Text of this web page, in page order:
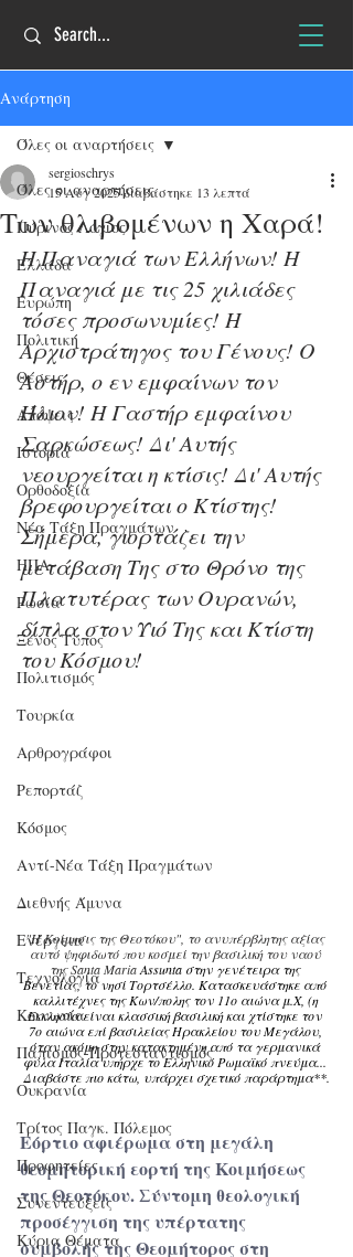
Ανάρτηση
Όλες οι αναρτήσεις
Πύρινος Λόγιος
Ελλάδα
Ευρώπη
Πολιτική
Θέσεις
Απόψεις
Ιστορία
Ορθοδοξία
Νέα Τάξη Πραγμάτων
ΗΠΑ
Ρωσία
Ξένος Τύπος
Πολιτισμός
Τουρκία
Αρθρογράφοι
Ρεπορτάζ
Κόσμος
Αντί-Νέα Τάξη Πραγμάτων
Διεθνής Άμυνα
Ενέργεια
Τεχνολογία
Κοινωνία
Παπισμός-Προτεσταντισμός
Ουκρανία
Τρίτος Παγκ. Πόλεμος
Προφητείες
Συνεντεύξεις
Κύρια Θέματα
Όλες οι αναρτήσεις
Των θλιβομένων η Χαρά!
sergioschrys
15 Αυγ 2025διαβάστηκε 13 λεπτά
Η Παναγιά των Ελλήνων! Η
Παναγιά με τις 25 χιλιάδες
τόσες προσωνυμίες! Η
Αρχιστράτηγος του Γένους! Ο
Αστήρ, ο εν εμφαίνων τον
Ήλιον! Η Γαστήρ εμφαίνου
Σαρκώσεως! Δι' Αυτής
νεουργείται η κτίσις! Δι' Αυτής
βρεφουργείται ο Κτίστης!
Σήμερα, γιορτάζει την
μετάβαση Της στο Θρόνο της
Πλατυτέρας των Ουρανών,
δίπλα στον Υιό Της και Κτίστη
του Κόσμου!
"Η Κοίμησις της Θεοτόκου", το ανυπέρβλητης αξίας
αυτό ψηφιδωτό που κοσμεί την βασιλική του ναού
της Santa Maria Assunta στην γενέτειρα της
Βενετίας, το νησί Τορτσέλλο. Κατασκευάστηκε από
καλλιτέχνες της Κων/πολης τον 11ο αιώνα μ.Χ, (η
Εκκλησία είναι κλασσική βασιλική και χτίστηκε τον
7ο αιώνα επί βασιλείας Ηρακλείου του Μεγάλου,
όταν ακόμη στην κατακτημένη από τα γερμανικά
φύλα Ιταλία υπήρχε το Ελληνικό Ρωμαϊκό πνεύμα...
Διαβάστε πιο κάτω, υπάρχει σχετικό παράρτημα**.
Εόρτιο αφιέρωμα στη μεγάλη
θεομητορική εορτή της Κοιμήσεως
της Θεοτόκου. Σύντομη θεολογική
προσέγγιση της υπέρτατης
συμβολής της Θεομήτορος στη